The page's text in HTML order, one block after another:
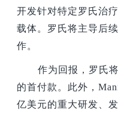
开发针对特定罗氏治
载体。罗氏将主导后
作。
作为回报，罗氏
的首付款。此外，
亿美元的重大研发、